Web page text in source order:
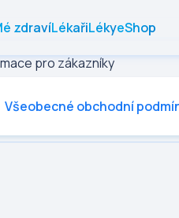
zdravíLékařiLékyeShop
pro zákazníky
Všeobecné obchodní